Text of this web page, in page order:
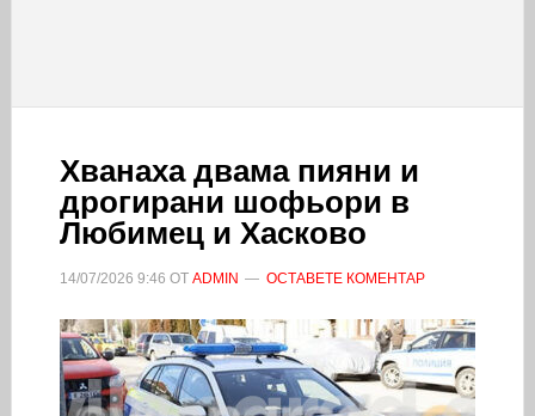
Хванаха двама пияни и
дрогирани шофьори в
Любимец и Хасково
14/07/2026 9:46 ОТ ADMIN ОСТАВЕТЕ КОМЕНТАР